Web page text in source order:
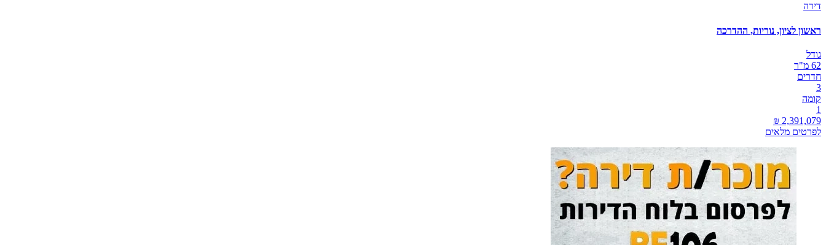
דירה
ראשון לציון, נוריות, ההדרכה
גודל
62 מ"ר
חדרים
3
קומה
1
לפרטים מלאים